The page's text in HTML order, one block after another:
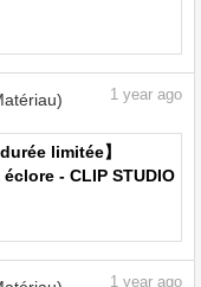
1 year ago
limitée】
- CLIP STUDIO
1 year ago